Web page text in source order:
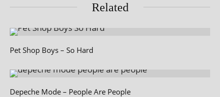
Related
Pet Shop Boys – So Hard
Depeche Mode – People Are People